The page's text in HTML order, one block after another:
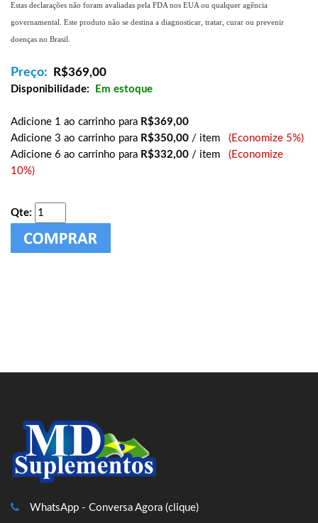
Estas declarações não foram avaliadas pela FDA nos EUA ou qualquer agência
governamental. Este produto não se destina a diagnosticar, tratar, curar ou prevenir
doenças no Brasil.
Preço: R$369,00
Disponibilidade: Em estoque
Adicione 1 ao carrinho para R$369,00
Adicione 3 ao carrinho para R$350,00 / item (Economize 5%)
Adicione 6 ao carrinho para R$332,00 / item (Economize
10%)
Qte:
WhatsApp - Conversa Agora (clique)